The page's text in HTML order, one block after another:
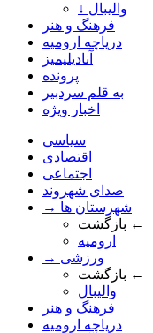
↓ والیبال
فرهنگ و هنر
دریاچه ارومیه
آنادیلیمیز
پرونده
به قلم سردبیر
اخبار ویژه
سیاسی
اقتصادی
اجتماعی
صدای شهروند
→ شهرستان ها
بازگشت ←
ارومیه
→ ورزشی
بازگشت ←
والیبال
فرهنگ و هنر
دریاچه ارومیه